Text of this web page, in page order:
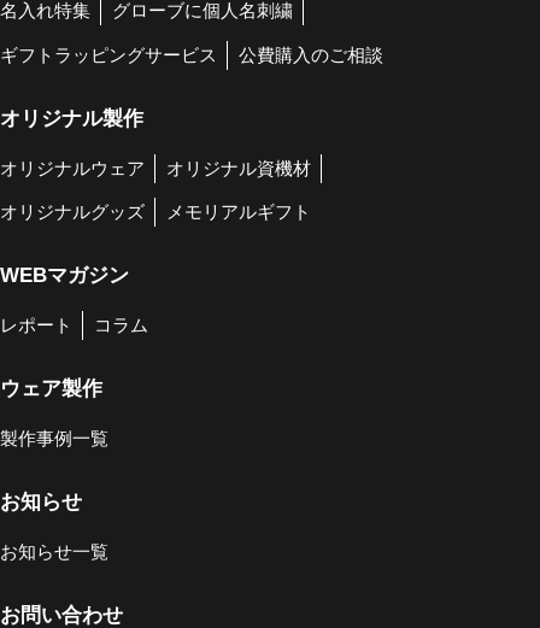
名入れ特集 グローブに個人名刺繍
ギフトラッピングサービス 公費購入のご相談
オリジナル製作
オリジナルウェア オリジナル資機材
オリジナルグッズ メモリアルギフト
WEBマガジン
レポート コラム
ウェア製作
製作事例一覧
お知らせ
お知らせ一覧
お問い合わせ